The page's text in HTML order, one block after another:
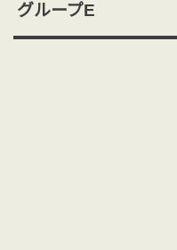
グループE